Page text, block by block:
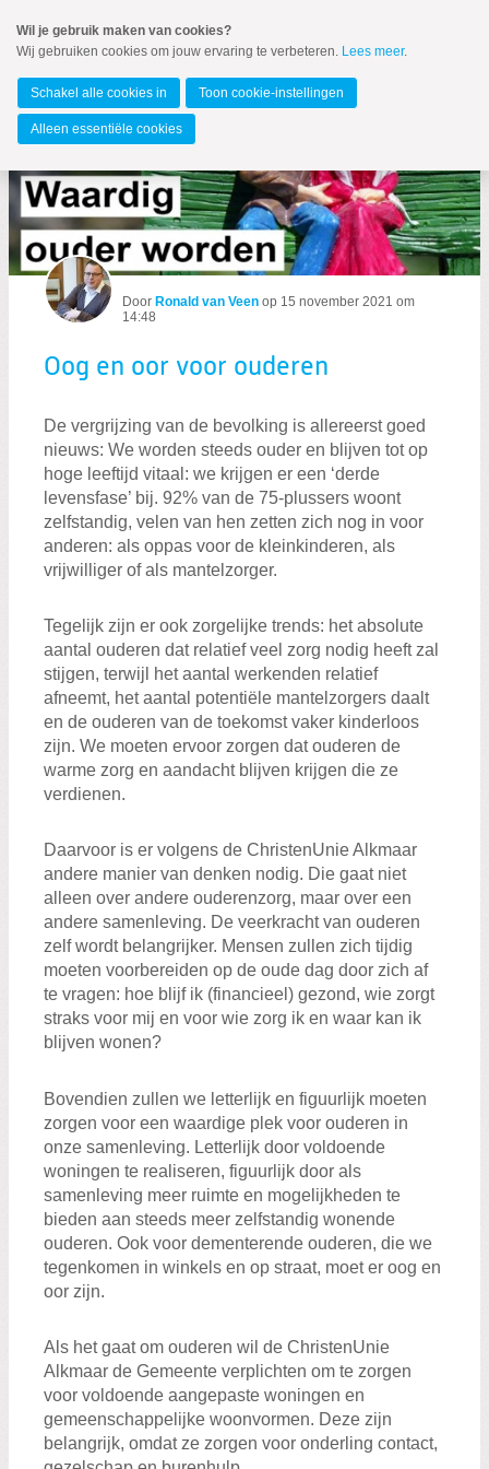
naar
Spring
de
inhoud
Spring
naar
hoofdmenu
Alkmaar
MENU
Zoeken: Door Ronald van Veen op 15 november 2021 om
14:48
Oog en oor voor ouderen
De vergrijzing van de bevolking is allereerst goed
nieuws: We worden steeds ouder en blijven tot op
hoge leeftijd vitaal: we krijgen er een ‘derde
levensfase’ bij. 92% van de 75-plussers woont
zelfstandig, velen van hen zetten zich nog in voor
anderen: als oppas voor de kleinkinderen, als
vrijwilliger of als mantelzorger.
Tegelijk zijn er ook zorgelijke trends: het absolute
aantal ouderen dat relatief veel zorg nodig heeft zal
stijgen, terwijl het aantal werkenden relatief
afneemt, het aantal potentiële mantelzorgers daalt
en de ouderen van de toekomst vaker kinderloos
zijn. We moeten ervoor zorgen dat ouderen de
warme zorg en aandacht blijven krijgen die ze
verdienen.
Daarvoor is er volgens de ChristenUnie Alkmaar
andere manier van denken nodig. Die gaat niet
alleen over andere ouderenzorg, maar over een
andere samenleving. De veerkracht van ouderen
zelf wordt belangrijker. Mensen zullen zich tijdig
moeten voorbereiden op de oude dag door zich af
te vragen: hoe blijf ik (financieel) gezond, wie zorgt
straks voor mij en voor wie zorg ik en waar kan ik
blijven wonen?
Bovendien zullen we letterlijk en figuurlijk moeten
zorgen voor een waardige plek voor ouderen in
onze samenleving. Letterlijk door voldoende
woningen te realiseren, figuurlijk door als
samenleving meer ruimte en mogelijkheden te
bieden aan steeds meer zelfstandig wonende
ouderen. Ook voor dementerende ouderen, die we
tegenkomen in winkels en op straat, moet er oog en
oor zijn.
Als het gaat om ouderen wil de ChristenUnie
Alkmaar de Gemeente verplichten om te zorgen
voor voldoende aangepaste woningen en
gemeenschappelijke woonvormen. Deze zijn
belangrijk, omdat ze zorgen voor onderling contact,
Wil je gebruik maken van cookies?
Wij gebruiken cookies om jouw ervaring te verbeteren. Lees meer.
Schakel alle cookies in Toon cookie-instellingen
Alleen essentiële cookies